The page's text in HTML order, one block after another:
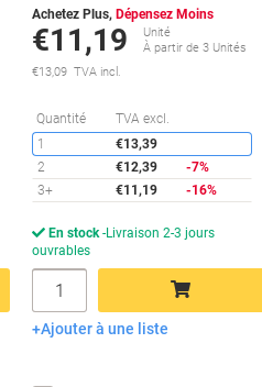
Économies
Achetez Plus, Dépensez Moins
€11,19
Unité
À partir de 3 Unités
€13,09 TVA incl.
Quantité TVA excl.
1
€13,39
2
€12,39
-7%
3+
€11,19 -16%
En stock Livraison 2-3 jours
ouvrables
Quantité
Ajouter au panier
Ajouter à une liste